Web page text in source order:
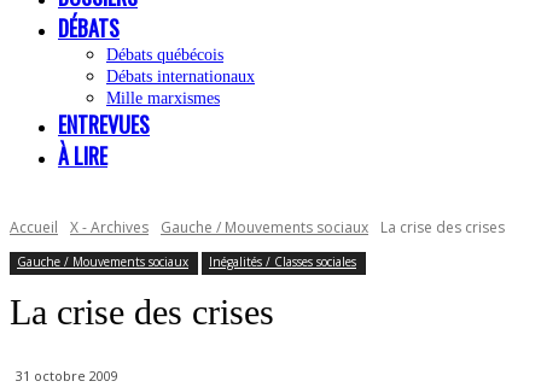
DÉBATS
Débats québécois
Débats internationaux
Mille marxismes
ENTREVUES
À LIRE
Accueil X - Archives Gauche / Mouvements sociaux La crise des crises
Gauche / Mouvements sociaux Inégalités / Classes sociales
La crise des crises
31 octobre 2009